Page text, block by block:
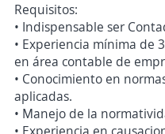
Requisitos:
• Indispensable ser
• Experiencia mínima de
en área contable de
• Conocimiento en
aplicadas.
• Manejo de la